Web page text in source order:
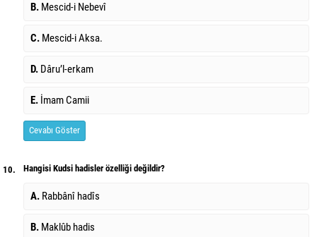
B. Mescid-i Nebevî
C. Mescid-i Aksa.
D. Dâru’l-erkam
E. İmam Camii
Cevabı Göster
10. Hangisi Kudsi hadisler özelliği değildir?
A. Rabbânî hadîs
B. Maklûb hadis